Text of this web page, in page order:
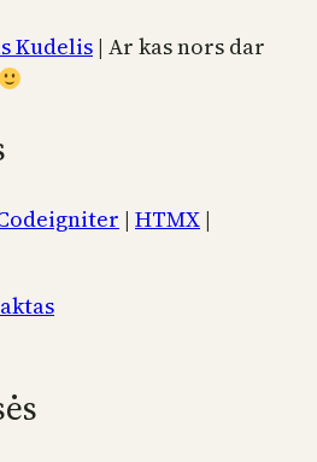
Kudelis| Ar kas nors dar
| HTMX |